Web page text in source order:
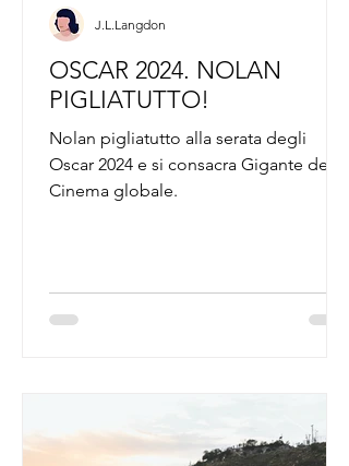
OSCAR 2024. NOLAN
PIGLIATUTTO!
Nolan pigliatutto alla serata degli
Oscar 2024 e si consacra Gigante del
Cinema globale.
J.L.Langdon